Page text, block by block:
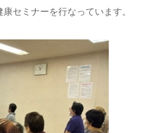
セミナーを行なっています。